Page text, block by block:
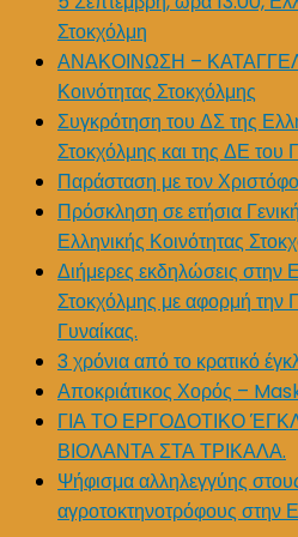
Στοκχόλμη
ΑΝΑΚΟΙΝΩΣΗ –
Κοινότητας Στοκχόλμης
Συγκρότηση του ΔΣ της
Στοκχόλμης και της ΔΕ του
Παράσταση με τον
Πρόσκληση σε ετήσια
Ελληνικής Κοινότητας
Διήμερες εκδηλώσεις στην
Στοκχόλμης με αφορμή την
Γυναίκας.
3 χρόνια από το κρατικό
Αποκριάτικος Χορός –
ΓΙΑ ΤΟ ΕΡΓΟΔΟΤΙΚΟ
ΒΙΟΛΑΝΤΑ ΣΤΑ ΤΡΙΚΑΛΑ.
Ψήφισμα αλληλεγγύης
αγροτοκτηνοτρόφους στην